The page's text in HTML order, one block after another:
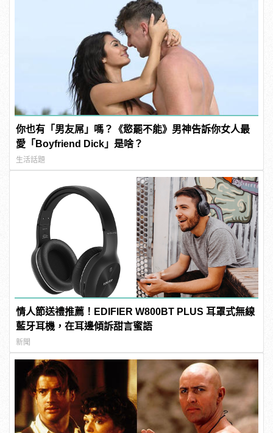
你也有「男友屌」嗎？《慾罷不能》男神告訴你女人最
愛「Boyfriend Dick」是啥？
生活話題
情人節送禮推薦！EDIFIER W800BT PLUS 耳罩式無線
藍牙耳機，在耳邊傾訴甜言蜜語
新聞